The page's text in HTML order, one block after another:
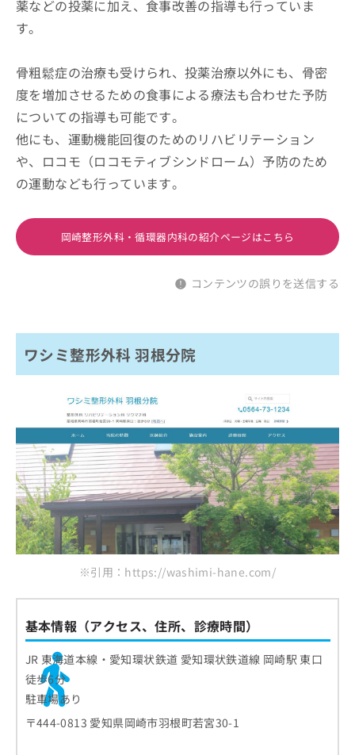
薬などの投薬に加え、食事改善の指導も行っていま
す。
骨粗鬆症の治療も受けられ、投薬治療以外にも、骨密
度を増加させるための食事による療法も合わせた予防
についての指導も可能です。
他にも、運動機能回復のためのリハビリテーション
や、ロコモ（ロコモティブシンドローム）予防のため
の運動なども行っています。
岡崎整形外科・循環器内科の紹介ページはこちら
コンテンツの誤りを送信する
ワシミ整形外科 羽根分院
※引用：https://washimi-hane.com/
基本情報（アクセス、住所、診療時間）
JR 東海道本線・愛知環状鉄道 愛知環状鉄道線 岡崎駅 東口
徒歩6分
駐車場あり
〒444-0813 愛知県岡崎市羽根町若宮30-1